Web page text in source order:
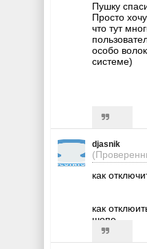
Пушку
Просто
что тут
особо
системе)
djasnik
как
как
шопе